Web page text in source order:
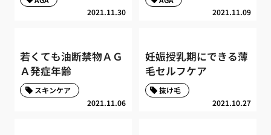
2021.11.30 2021.11.09
若くても油断禁物ＡＧ
Ａ発症年齢
2021.11.06
スキンケア
妊娠授乳期にできる薄
毛セルフケア
2021.10.27
抜け毛